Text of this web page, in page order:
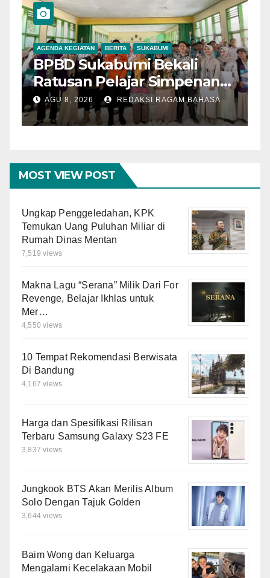
AGENDA KEGIATAN BERITA SUKABUMI
BPBD Sukabumi Bekali
Ratusan Pelajar Simpenan
dengan Mitigasi Bencana
dan PFA
AGU 8, 2026 REDAKSI RAGAM BAHASA
MOST VIEW POST
Ungkap Penggeledahan, KPK
Temukan Uang Puluhan Miliar di
Rumah Dinas Mentan
7,519 views
Makna Lagu “Serana” Milik Dari For
Revenge, Belajar Ikhlas untuk
Mer…
4,550 views
10 Tempat Rekomendasi Berwisata
Di Bandung
4,167 views
Harga dan Spesifikasi Rilisan
Terbaru Samsung Galaxy S23 FE
3,837 views
Jungkook BTS Akan Merilis Album
Solo Dengan Tajuk Golden
3,644 views
Baim Wong dan Keluarga
Mengalami Kecelakaan Mobil